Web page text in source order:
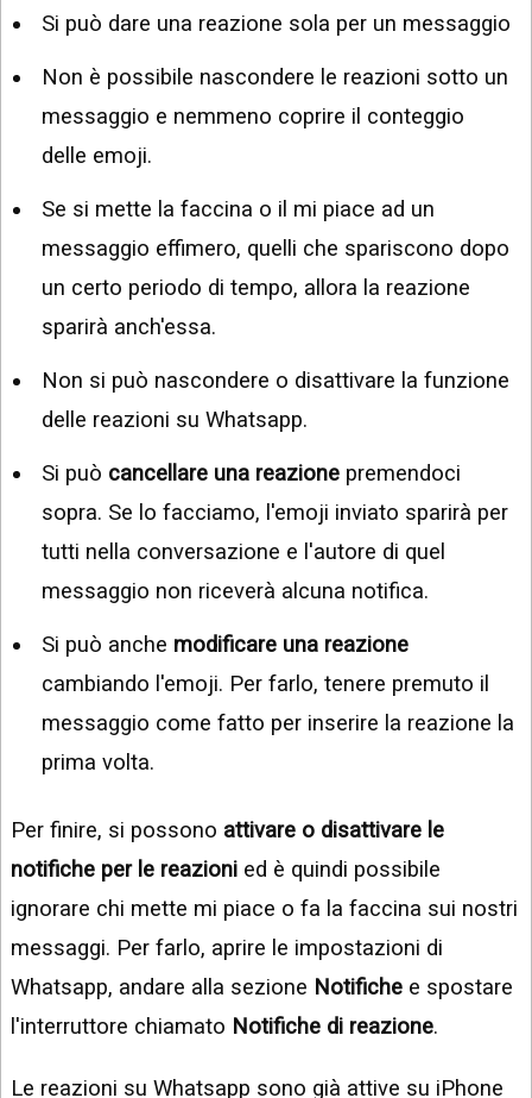
Si può dare una reazione sola per un messaggio
Non è possibile nascondere le reazioni sotto un
messaggio e nemmeno coprire il conteggio
delle emoji.
Se si mette la faccina o il mi piace ad un
messaggio effimero, quelli che spariscono dopo
un certo periodo di tempo, allora la reazione
sparirà anch'essa.
Non si può nascondere o disattivare la funzione
delle reazioni su Whatsapp.
Si può cancellare una reazione premendoci
sopra. Se lo facciamo, l'emoji inviato sparirà per
tutti nella conversazione e l'autore di quel
messaggio non riceverà alcuna notifica.
Si può anche modificare una reazione
cambiando l'emoji. Per farlo, tenere premuto il
messaggio come fatto per inserire la reazione la
prima volta.
Per finire, si possono attivare o disattivare le
notifiche per le reazioni ed è quindi possibile
ignorare chi mette mi piace o fa la faccina sui nostri
messaggi. Per farlo, aprire le impostazioni di
Whatsapp, andare alla sezione Notifiche e spostare
l'interruttore chiamato Notifiche di reazione.
Le reazioni su Whatsapp sono già attive su iPhone